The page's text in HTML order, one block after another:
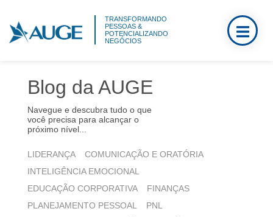
TRANSFORMANDO
PESSOAS &
POTENCIALIZANDO
NEGÓCIOS
Blog da AUGE
Navegue e descubra tudo o que
você precisa para alcançar o
próximo nível...
LIDERANÇA
COMUNICAÇÃO E ORATÓRIA
INTELIGÊNCIA EMOCIONAL
EDUCAÇÃO CORPORATIVA
FINANÇAS
PLANEJAMENTO PESSOAL
PNL